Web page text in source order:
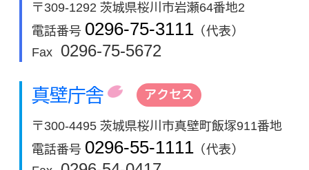
〒309-1292 茨城県桜川市岩瀬64番地2
電話番号 0296-75-3111 （代表）
Fax
0296-75-5672
真壁庁舎 アクセス
〒300-4495 茨城県桜川市真壁町飯塚911番地
電話番号 0296-55-1111 （代表）